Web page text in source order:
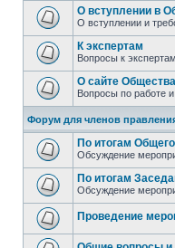
О вступлении в
О вступлении и
К экспертам
Вопросы к
О сайте Общества
Вопросы по работе
Форум для членов
По итогам
Обсуждение
По итогам
Обсуждение
Проведение